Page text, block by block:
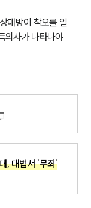
대방이 착오를 일
의사가 나타나야
, 대법서 '무죄'